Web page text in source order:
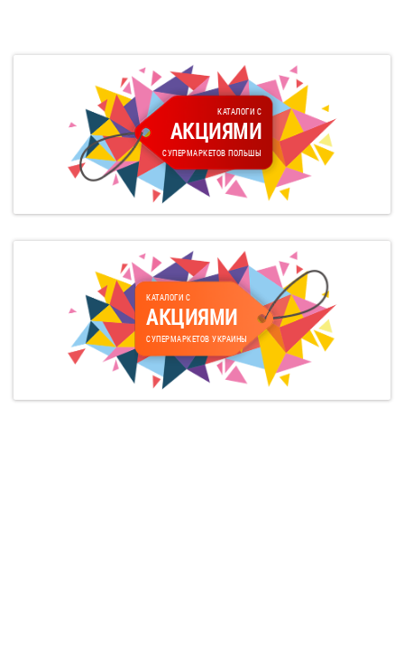
КАТАЛОГИ С
АКЦИЯМИ
СУПЕРМАРКЕТОВ ПОЛЬШЫ
КАТАЛОГИ С
АКЦИЯМИ
СУПЕРМАРКЕТОВ УКРАИНЫ